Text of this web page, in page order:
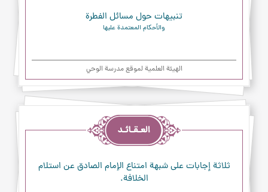
تنبيهات حول مسائل الفطرة
والأحكام المعتمدة عليها
الهیئة العلمیة لموقع مدرسة الوحي
ثلاثة إجابات على شبهة امتناع الإمام الصادق عن استلام
الخلافة.